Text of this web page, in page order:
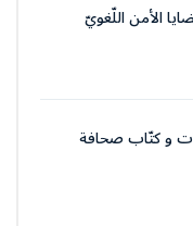
الأمن اللّغويّ
و كتّاب صحافة